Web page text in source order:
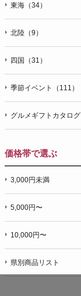
東海（34）
北陸（9）
四国（31）
季節イベント（111）
グルメギフトカタログ
価格帯で選ぶ
3,000円未満
5,000円〜
10,000円〜
県別商品リスト